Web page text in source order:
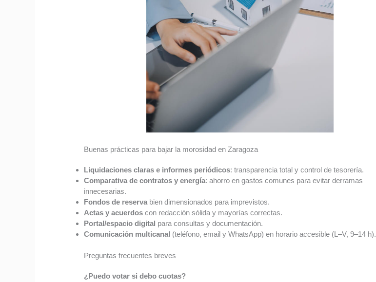
Buenas prácticas para bajar la morosidad en Zaragoza
Liquidaciones claras e informes periódicos: transparencia total y control de tesorería.
Comparativa de contratos y energía: ahorro en gastos comunes para evitar derramas
innecesarias.
Fondos de reserva bien dimensionados para imprevistos.
Actas y acuerdos con redacción sólida y mayorías correctas.
Portal/espacio digital para consultas y documentación.
Comunicación multicanal (teléfono, email y WhatsApp) en horario accesible (L–V, 9–14 h).
Preguntas frecuentes breves
¿Puedo votar si debo cuotas?